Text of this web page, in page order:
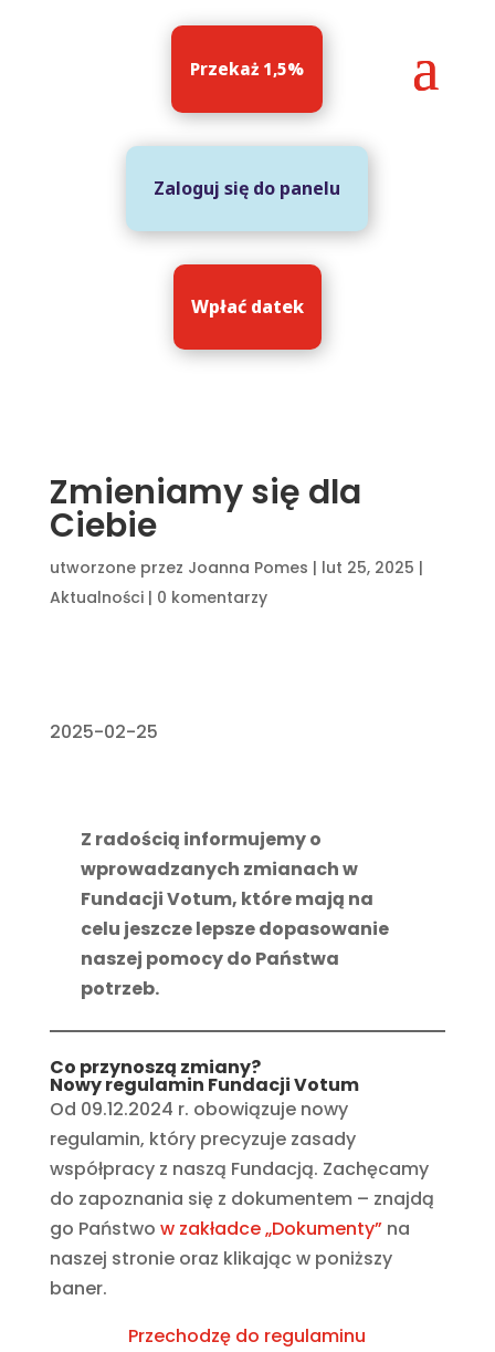
Przekaż 1,5%
Zaloguj się do panelu
Wpłać datek
Zmieniamy się dla
Ciebie
utworzone przez Joanna Pomes | lut 25, 2025 |
Aktualności| 0 komentarzy
2025-02-25
Z radością informujemy o
wprowadzanych zmianach w
Fundacji Votum, które mają na
celu jeszcze lepsze dopasowanie
naszej pomocy do Państwa
potrzeb.
Co przynoszą zmiany?
Nowy regulamin Fundacji Votum
Od 09.12.2024 r. obowiązuje nowy
regulamin, który precyzuje zasady
współpracy z naszą Fundacją. Zachęcamy
do zapoznania się z dokumentem – znajdą
go Państwo w zakładce „Dokumenty”na
naszej stronie oraz klikając w poniższy
baner.
Przechodzę do regulaminu